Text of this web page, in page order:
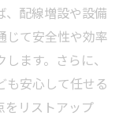
、配線増設や設備
じて安全性や効率
ます。さらに、
も安心して任せる
をリストアップ